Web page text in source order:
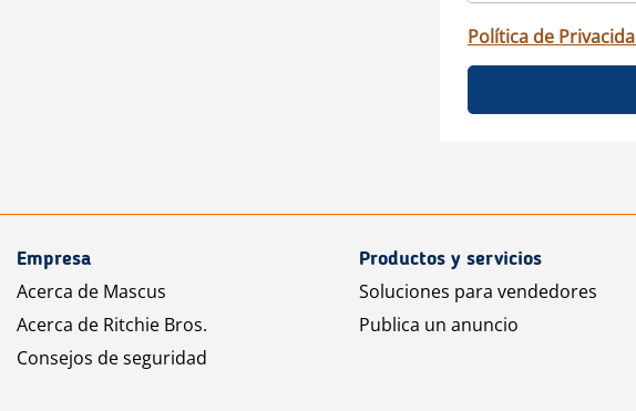
Política de
Empresa
Acerca de Mascus
Acerca de Ritchie Bros.
Consejos de seguridad
Productos y servicios
Soluciones para vendedores
Publica un anuncio